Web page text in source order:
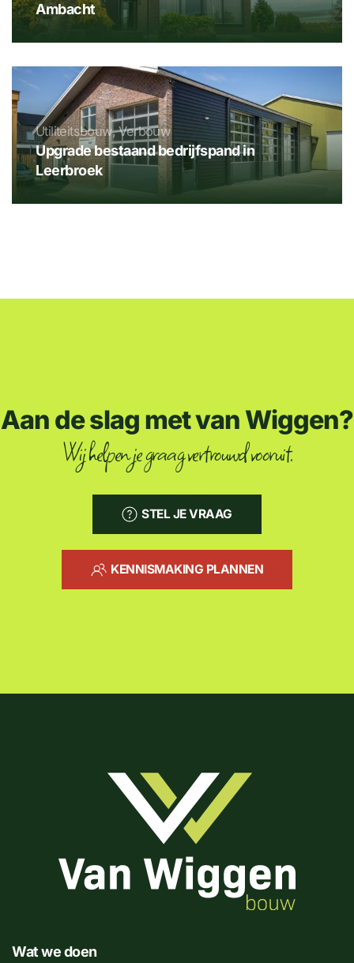
Ambacht
Utiliteitsbouw, Verbouw
Upgrade bestaand bedrijfspand in
Leerbroek
Aan de slag met van Wiggen?
Wij helpen je graag vertrouwd vooruit.
STEL JE VRAAG
KENNISMAKING PLANNEN
Wat we doen